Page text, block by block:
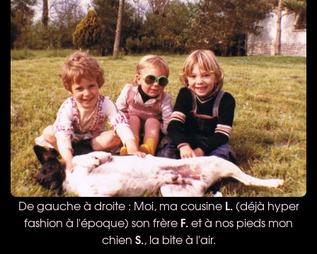
De gauche à droite : Moi, ma cousine L.(déjà hyper
fashion à l'époque) son frère F.et à nos pieds mon
chien S., la bite à l'air.